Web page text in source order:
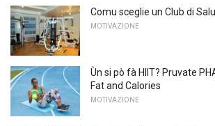
Comu sceglie un Club di
MOTIVAZIONE
Ùn si pò fà HIIT? Pruvate
Fat and Calories
MOTIVAZIONE